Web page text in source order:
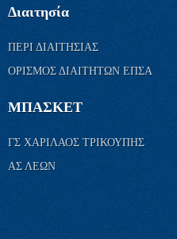
Διαιτησία
ΠΕΡΙ ΔΙΑΙΤΗΣΙΑΣ
ΟΡΙΣΜΟΣ ΔΙΑΙΤΗΤΩΝ ΕΠΣΑ
ΜΠΑΣΚΕΤ
ΓΣ ΧΑΡΙΛΑΟΣ ΤΡΙΚΟΥΠΗΣ
ΑΣ ΛΕΩΝ